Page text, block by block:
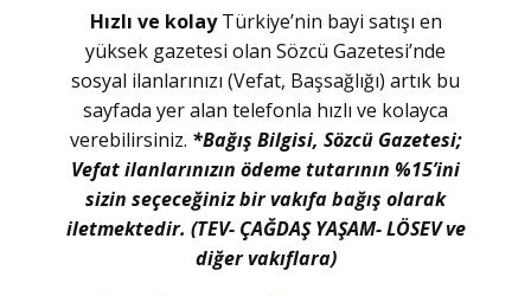
Hızlı ve kolayTürkiye’nin bayi satışı en
yüksek gazetesi olan Sözcü Gazetesi’nde
sosyal ilanlarınızı (Vefat, Başsağlığı) artık bu
sayfada yer alan telefonla hızlı ve kolayca
verebilirsiniz. *Bağış Bilgisi, Sözcü Gazetesi;
Vefat ilanlarınızın ödeme tutarının %15’ini
sizin seçeceğiniz bir vakıfa bağış olarak
iletmektedir. (TEV- ÇAĞDAŞ YAŞAM- LÖSEV ve
diğer vakıflara)